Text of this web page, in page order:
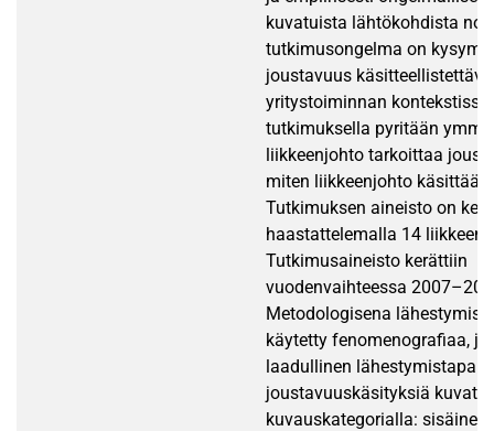
kuvatuista lähtökohdista
tutkimusongelma on
joustavuus
yritystoiminnan
tutkimuksella pyritään
liikkeenjohto tarkoittaa
miten liikkeenjohto käsittää
Tutkimuksen aineisto on
haastattelemalla 14
Tutkimusaineisto kerättiin
vuodenvaihteessa
Metodologisena
käytetty fenomenografiaa,
laadullinen lähestymistapa.
joustavuuskäsityksiä
kuvauskategorialla: sisäinen,